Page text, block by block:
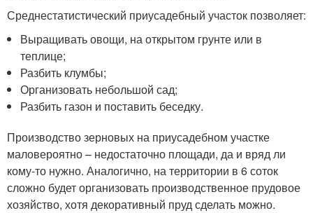
Среднестатистический приусадебный участок позволяет:
Выращивать овощи, на открытом грунте или в
теплице;
Разбить клумбы;
Организовать небольшой сад;
Разбить газон и поставить беседку.
Производство зерновых на приусадебном участке
маловероятно – недостаточно площади, да и вряд ли
кому-то нужно. Аналогично, на территории в 6 соток
сложно будет организовать производственное прудовое
хозяйство, хотя декоративный пруд сделать можно.